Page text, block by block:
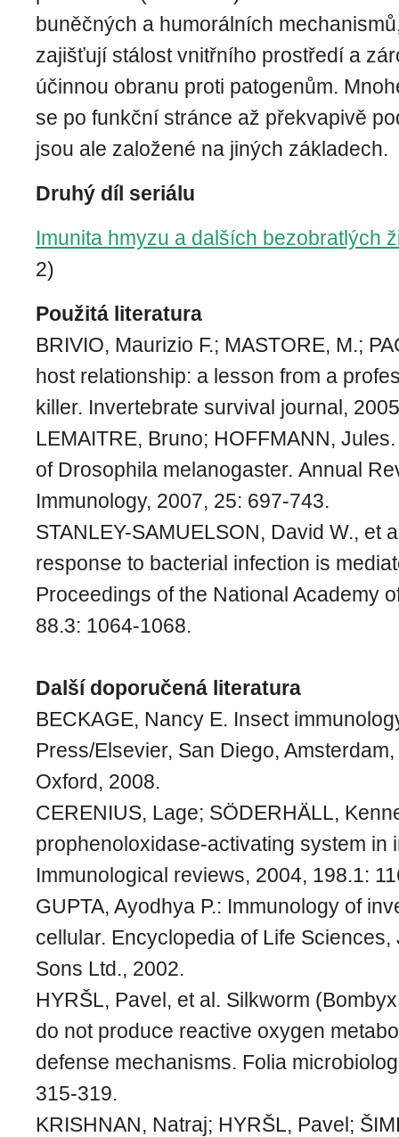
buněčných a humorálních
zajišťují stálost vnitřního prostředí a
účinnou obranu proti patogenům.
se po funkční stránce až překvapivě
jsou ale založené na jiných základech.
Druhý díl seriálu
Imunita hmyzu a dalších bezobratlých
2)
Použitá literatura
BRIVIO, Maurizio F.; MASTORE, M.;
host relationship: a lesson from a
killer. Invertebrate survival journal,
LEMAITRE, Bruno; HOFFMANN,
of Drosophila melanogaster. Annual
Immunology, 2007, 25: 697-743.
STANLEY-SAMUELSON, David W., et
response to bacterial infection is
Proceedings of the National Academy
88.3: 1064-1068.
Další doporučená literatura
BECKAGE, Nancy E. Insect
Press/Elsevier, San Diego,
Oxford, 2008.
CERENIUS, Lage; SÖDERHÄLL,
prophenoloxidase‐activating system in
Immunological reviews, 2004, 198.1:
GUPTA, Ayodhya P.: Immunology of
cellular. Encyclopedia of Life
Sons Ltd., 2002.
HYRŠL, Pavel, et al. Silkworm
do not produce reactive oxygen
defense mechanisms. Folia
315-319.
KRISHNAN, Natraj; HYRŠL, Pavel;